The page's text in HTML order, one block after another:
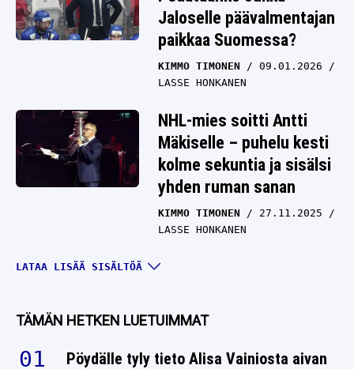
Jaloselle päävalmentajan
paikkaa Suomessa?
KIMMO TIMONEN
09.01.2026
LASSE HONKANEN
NHL-mies soitti Antti
Mäkiselle – puhelu kesti
kolme sekuntia ja sisälsi
yhden ruman sanan
KIMMO TIMONEN
27.11.2025
LASSE HONKANEN
Nyt puhutaan miljoonista
NHL-legendan toiminta
KIMMO TIMONEN
15.07.2025
LATAA LISÄÄ SISÄLTÖÄ
TÄMÄN HETKEN LUETUIMMAT
Pöydälle tyly tieto Alisa Vainiosta aivan